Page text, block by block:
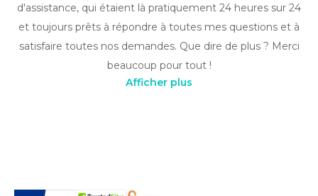
d'assistance, qui étaient là pratiquement 24 heures sur 24
et toujours prêts à répondre à toutes mes questions et à
satisfaire toutes nos demandes. Que dire de plus ? Merci
beaucoup pour tout !
Afficher plus